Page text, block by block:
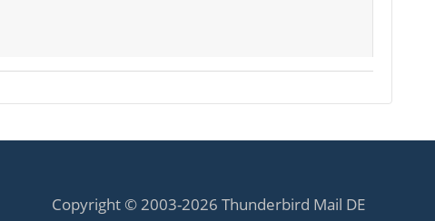
Copyright © 2003-2026 Thunderbird Mail DE